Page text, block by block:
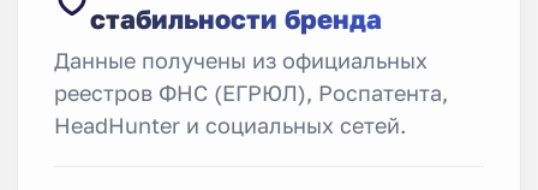
стабильности бренда
Данные получены из официальных
реестров ФНС (ЕГРЮЛ), Роспатента,
HeadHunter и социальных сетей.